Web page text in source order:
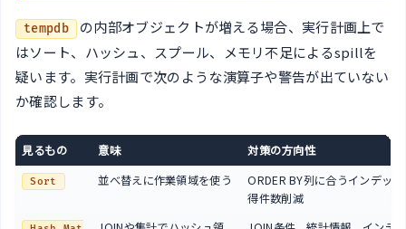
tempdb の内部オブジェクトが増える場合、実行計画上で
はソート、ハッシュ、スプール、メモリ不足によるspillを
疑います。実行計画で次のような演算子や警告が出ていない
か確認します。
見るもの 意味 対策の方向性
Sort 並べ替えに作業領域を使う
ORDER BY列に合うインデッ
得件数削減